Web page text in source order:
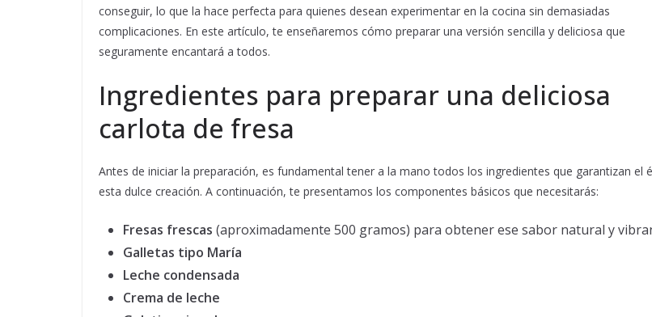
conseguir, lo que la hace perfecta para quienes desean experimentar en la cocina sin demasiadas
complicaciones. En este artículo, te enseñaremos cómo preparar una versión sencilla y deliciosa que
seguramente encantará a todos.
Ingredientes para preparar una deliciosa
carlota de fresa
Antes de iniciar la preparación, es fundamental tener a la mano todos los ingredientes que garantizan el
esta dulce creación. A continuación, te presentamos los componentes básicos que necesitarás:
Fresas frescas (aproximadamente 500 gramos) para obtener ese sabor natural y
Galletas tipo María
Leche condensada
Crema de leche